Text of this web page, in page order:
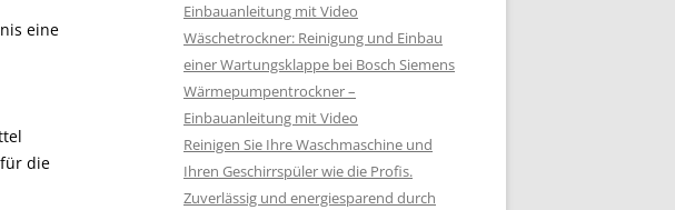
eine
die
Einbauanleitung mit Video
Wäschetrockner: Reinigung und Einbau
einer Wartungsklappe bei Bosch Siemens
Wärmepumpentrockner –
Einbauanleitung mit Video
Reinigen Sie Ihre Waschmaschine und
Ihren Geschirrspüler wie die Profis.
Zuverlässig und energiesparend durch